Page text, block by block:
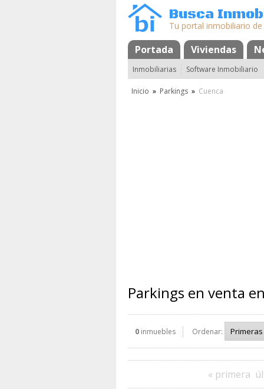
Busca
Tu portal inmobiliario
Portada Viviendas
MapaFavoritos
Inmobiliarias Software Inmobiliario
Inicio » Parkings » Cuenca
Parkings en venta
0 inmuebles Ordenar:
« primera